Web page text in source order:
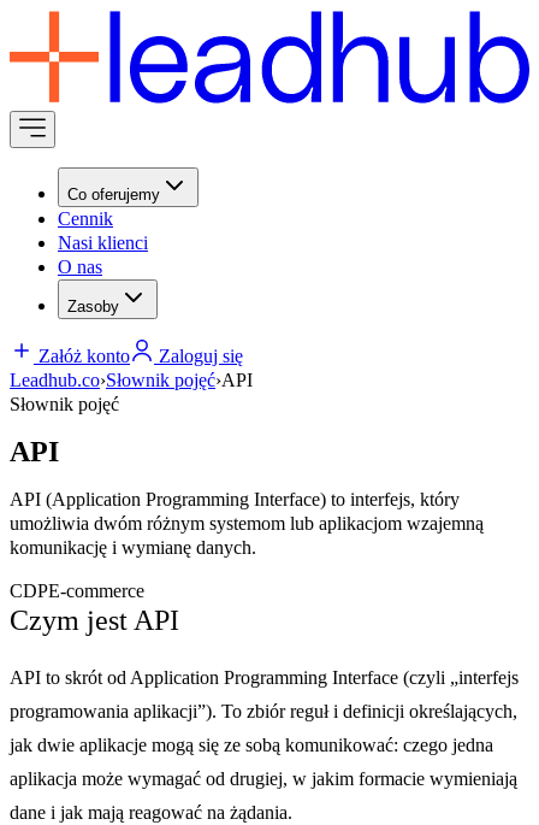
Co oferujemy
Cennik
Nasi klienci
O nas
Zasoby
Załóż konto
Zaloguj się
Leadhub.co›Słownik pojęć›API
Słownik pojęć
API
API (Application Programming Interface) to interfejs, który
umożliwia dwóm różnym systemom lub aplikacjom wzajemną
komunikację i wymianę danych.
CDPE-commerce
Czym jest API
API to skrót od Application Programming Interface (czyli „interfejs
programowania aplikacji”). To zbiór reguł i definicji określających,
jak dwie aplikacje mogą się ze sobą komunikować: czego jedna
aplikacja może wymagać od drugiej, w jakim formacie wymieniają
dane i jak mają reagować na żądania.